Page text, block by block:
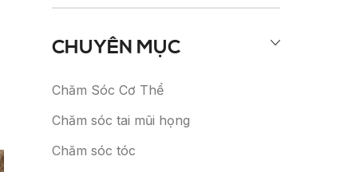
CHUYÊN MỤC
Chăm Sóc Cơ Thể
Chăm sóc tai mũi họng
Chăm sóc tóc